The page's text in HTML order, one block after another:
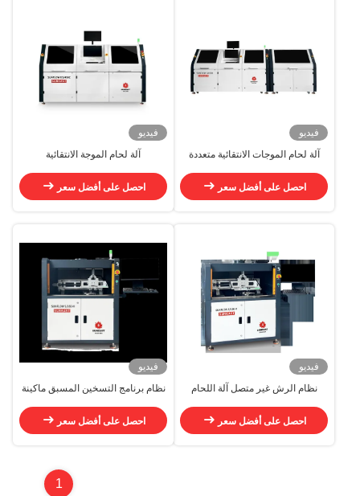
فيديو
آلة لحام الموجات الانتقائية متعددة
احصل على أفضل سعر
فيديو
آلة لحام الموجة الانتقائية
احصل على أفضل سعر
فيديو
نظام الرش غير متصل آلة اللحام
انتقائي
احصل على أفضل سعر
فيديو
نظام برنامج التسخين المسبق ماكينة
العالي اللحام الانتقائي
احصل على أفضل سعر
1